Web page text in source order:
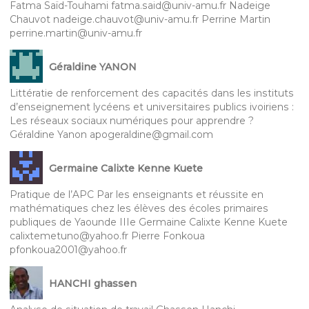
Fatma Saïd-Touhami fatma.said@univ-amu.fr Nadeige
Chauvot nadeige.chauvot@univ-amu.fr Perrine Martin
perrine.martin@univ-amu.fr
Géraldine YANON
Littératie de renforcement des capacités dans les instituts
d’enseignement lycéens et universitaires publics ivoiriens :
Les réseaux sociaux numériques pour apprendre ?
Géraldine Yanon apogeraldine@gmail.com
Germaine Calixte Kenne Kuete
Pratique de l’APC Par les enseignants et réussite en
mathématiques chez les élèves des écoles primaires
publiques de Yaounde IIIe Germaine Calixte Kenne Kuete
calixtemetuno@yahoo.fr Pierre Fonkoua
pfonkoua2001@yahoo.fr
HANCHI ghassen